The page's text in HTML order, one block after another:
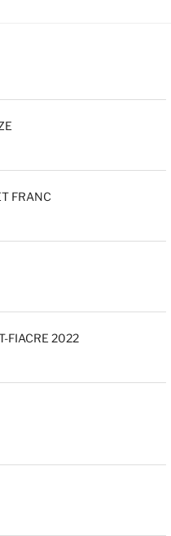
FRANC
FIACRE 2022